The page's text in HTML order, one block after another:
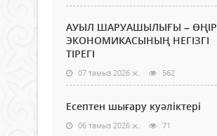
АУЫЛ ШАРУАШЫЛЫҒЫ – ӨҢІР
ЭКОНОМИКАСЫНЫҢ НЕГІЗГІ
ТІРЕГІ
07 тамыз 2026 ж. 562
Есептен шығару куәліктері
06 тамыз 2026 ж. 71